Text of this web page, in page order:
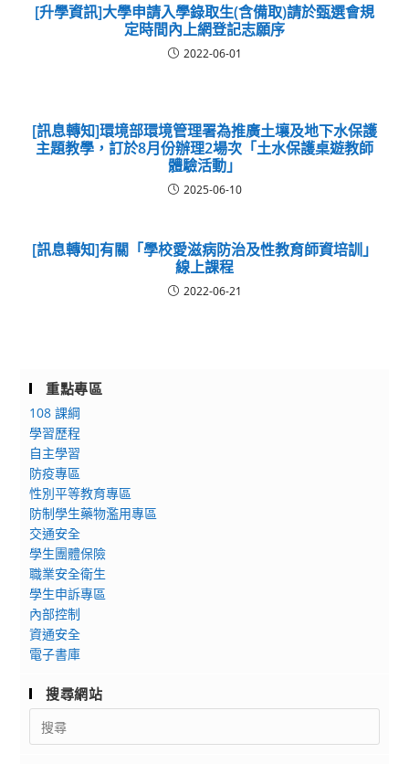
[升學資訊]大學申請入學錄取生(含備取)請於甄選會規
定時間內上網登記志願序
2022-06-01
[訊息轉知]環境部環境管理署為推廣土壤及地下水保護
主題教學，訂於8月份辦理2場次「土水保護桌遊教師
體驗活動」
2025-06-10
[訊息轉知]有關「學校愛滋病防治及性教育師資培訓」
線上課程
2022-06-21
重點專區
108 課綱
學習歷程
自主學習
防疫專區
性別平等教育專區
防制學生藥物濫用專區
交通安全
學生團體保險
職業安全衛生
學生申訴專區
內部控制
資通安全
電子書庫
搜尋網站
Search
for: